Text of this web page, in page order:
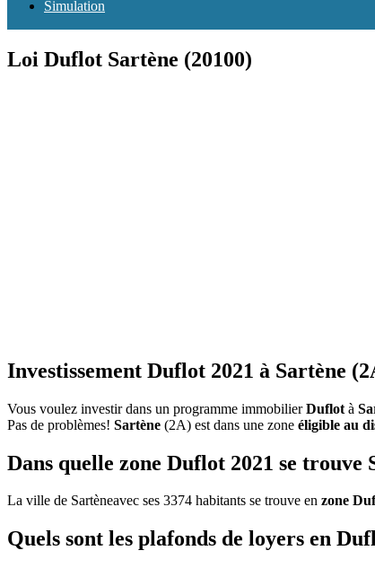
Simulation
Loi Duflot Sartène (20100)
Investissement Duflot 2021 à Sartène
Vous voulez investir dans un programme immobilierDuflot à
Pas de problèmes! Sartène (2A) est dans une zone éligible au
Dans quelle zone Duflot 2021 se trouve
La ville de Sartèneavec ses 3374 habitants se trouve en zone
Quels sont les plafonds de loyers en